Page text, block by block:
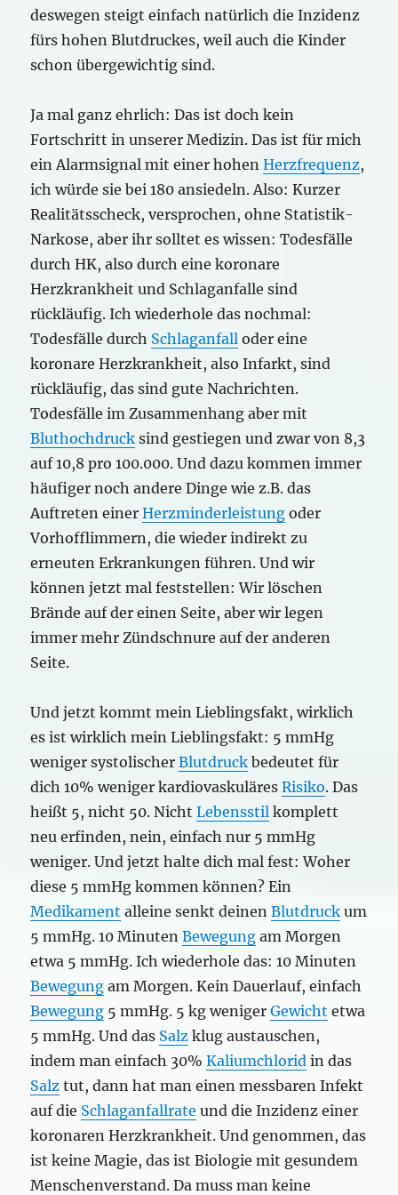
deswegen steigt einfach natürlich die Inzidenz
fürs hohen Blutdruckes, weil auch die Kinder
schon übergewichtig sind.
Ja mal ganz ehrlich: Das ist doch kein
Fortschritt in unserer Medizin. Das ist für mich
ein Alarmsignal mit einer hohenHerzfrequenz,
ich würde sie bei 180 ansiedeln. Also: Kurzer
Realitätsscheck, versprochen, ohne Statistik-
Narkose, aber ihr solltet es wissen: Todesfälle
durch HK, also durch eine koronare
Herzkrankheit und Schlaganfalle sind
rückläufig. Ich wiederhole das nochmal:
Todesfälle durch Schlaganfall oder eine
koronare Herzkrankheit, also Infarkt, sind
rückläufig, das sind gute Nachrichten.
Todesfälle im Zusammenhang aber mit
Bluthochdruck sind gestiegen und zwar von 8,3
auf 10,8 pro 100.000. Und dazu kommen immer
häufiger noch andere Dinge wie z.B. das
Auftreten einerHerzminderleistung oder
Vorhofflimmern, die wieder indirekt zu
erneuten Erkrankungen führen. Und wir
können jetzt mal feststellen: Wir löschen
Brände auf der einen Seite, aber wir legen
immer mehr Zündschnure auf der anderen
Seite.
Und jetzt kommt mein Lieblingsfakt, wirklich
es ist wirklich mein Lieblingsfakt: 5 mmHg
weniger systolischerBlutdruck bedeutet für
dich 10% weniger kardiovaskuläresRisiko. Das
heißt 5, nicht 50. NichtLebensstil komplett
neu erfinden, nein, einfach nur 5 mmHg
weniger. Und jetzt halte dich mal fest: Woher
diese 5 mmHg kommen können? Ein
Medikament alleine senkt deinenBlutdruck um
5 mmHg. 10 MinutenBewegung am Morgen
etwa 5 mmHg. Ich wiederhole das: 10 Minuten
Bewegung am Morgen. Kein Dauerlauf, einfach
Bewegung 5 mmHg. 5 kg wenigerGewicht etwa
5 mmHg. Und das Salz klug austauschen,
indem man einfach 30%Kaliumchlorid in das
Salz tut, dann hat man einen messbaren Infekt
auf die Schlaganfallrate und die Inzidenz einer
koronaren Herzkrankheit. Und genommen, das
ist keine Magie, das ist Biologie mit gesundem
Menschenverstand. Da muss man keine